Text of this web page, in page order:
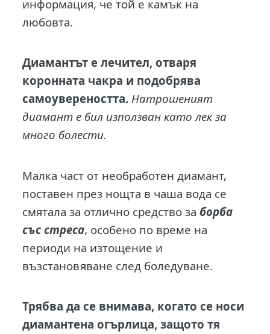
информация, че той е камък на
любовта.
Диамантът е лечител, отваря
коронната чакра и подобрява
самоувереността. Натрошеният
диамант е бил използван като лек за
много болести.
Малка част от необработен диамант,
поставен през нощта в чаша вода се
смятала за отлично средство за борба
със стреса, особено по време на
периоди на изтощение и
възстановяване след боледуване.
Трябва да се внимава, когато се носи
диамантена огърлица, защото тя